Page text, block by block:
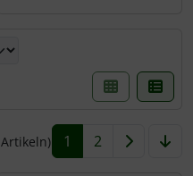
Artikeln) 1 2